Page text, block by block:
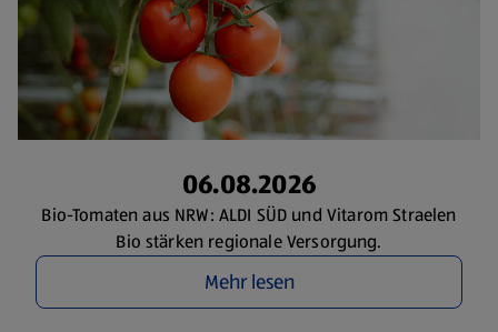
06.08.2026
Bio-Tomaten aus NRW: ALDI SÜD und Vitarom Straelen
Bio stärken regionale Versorgung.
Mehr lesen